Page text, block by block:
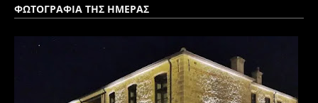
ΦΩΤΟΓΡΑΦΙΑ ΤΗΣ ΗΜΕΡΑΣ